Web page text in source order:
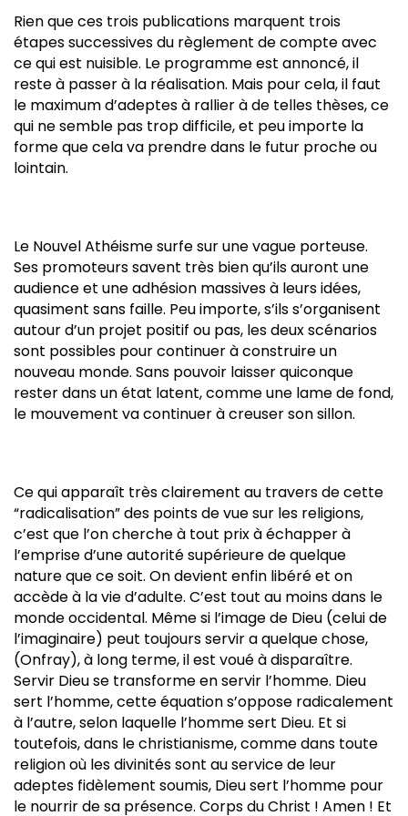
Rien que ces trois publications marquent trois
étapes successives du règlement de compte avec
ce qui est nuisible. Le programme est annoncé, il
reste à passer à la réalisation. Mais pour cela, il faut
le maximum d’adeptes à rallier à de telles thèses, ce
qui ne semble pas trop difficile, et peu importe la
forme que cela va prendre dans le futur proche ou
lointain.
Le Nouvel Athéisme surfe sur une vague porteuse.
Ses promoteurs savent très bien qu’ils auront une
audience et une adhésion massives à leurs idées,
quasiment sans faille. Peu importe, s’ils s’organisent
autour d’un projet positif ou pas, les deux scénarios
sont possibles pour continuer à construire un
nouveau monde. Sans pouvoir laisser quiconque
rester dans un état latent, comme une lame de fond,
le mouvement va continuer à creuser son sillon.
Ce qui apparaît très clairement au travers de cette
“radicalisation” des points de vue sur les religions,
c’est que l’on cherche à tout prix à échapper à
l’emprise d’une autorité supérieure de quelque
nature que ce soit. On devient enfin libéré et on
accède à la vie d’adulte. C’est tout au moins dans le
monde occidental. Même si l’image de Dieu (celui de
l’imaginaire) peut toujours servir a quelque chose,
(Onfray), à long terme, il est voué à disparaître.
Servir Dieu se transforme en servir l’homme. Dieu
sert l’homme, cette équation s’oppose radicalement
à l’autre, selon laquelle l’homme sert Dieu. Et si
toutefois, dans le christianisme, comme dans toute
religion où les divinités sont au service de leur
adeptes fidèlement soumis, Dieu sert l’homme pour
le nourrir de sa présence. Corps du Christ ! Amen ! Et